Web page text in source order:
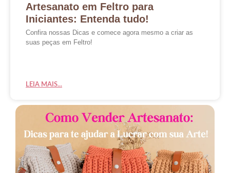
Artesanato em Feltro para
Iniciantes: Entenda tudo!
Confira nossas Dicas e comece agora mesmo a criar as
suas peças em Feltro!
LEIA MAIS...